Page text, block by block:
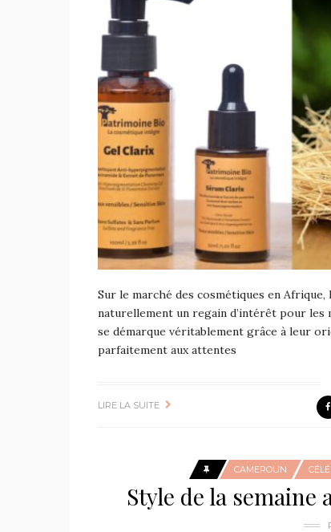
Sur le marché des cosmétiques en
naturellement un regain d’intérêt pour les
se démarque véritablement grâce à leur
parfaitement aux attentes
LIRE LA SUITE
CAMEROUN
Style de la semaine